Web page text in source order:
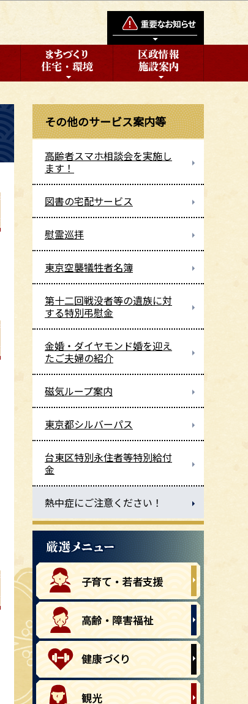
その他のサービス案内等
高齢者スマホ相談会を実施し
ます！
図書の宅配サービス
慰霊巡拝
東京空襲犠牲者名簿
第十二回戦没者等の遺族に対
する特別弔慰金
金婚・ダイヤモンド婚を迎え
たご夫婦の紹介
磁気ループ案内
東京都シルバーパス
台東区特別永住者等特別給付
金
熱中症にご注意ください！